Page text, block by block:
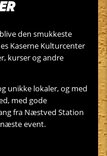
den smukkeste
Kaserne Kulturcenter
kurser og andre
unikke lokaler, og med
med gode
fra Næstved Station
event.